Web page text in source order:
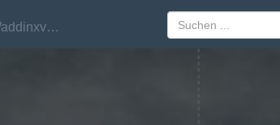
Waddinxveen
Waddinxveen